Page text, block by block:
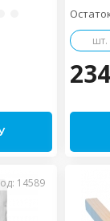
шт.
14589